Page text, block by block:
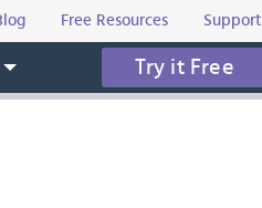
Free Resources Support
Try it Free